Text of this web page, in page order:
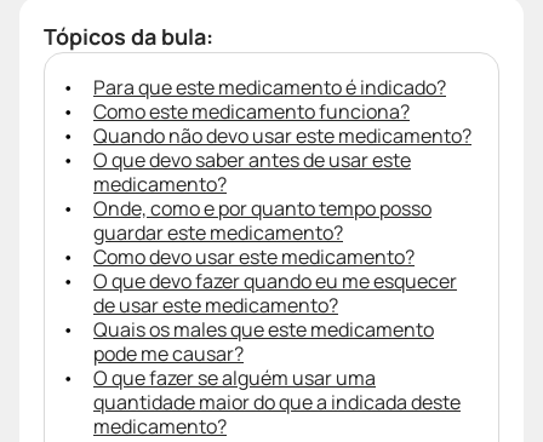
Tópicos da bula:
Para que este medicamento é indicado?
Como este medicamento funciona?
Quando não devo usar este medicamento?
O que devo saber antes de usar este
medicamento?
Onde, como e por quanto tempo posso
guardar este medicamento?
Como devo usar este medicamento?
O que devo fazer quando eu me esquecer
de usar este medicamento?
Quais os males que este medicamento
pode me causar?
O que fazer se alguém usar uma
quantidade maior do que a indicada deste
medicamento?